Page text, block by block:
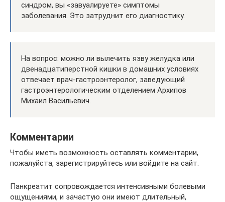
синдром, вы «завуалируете» симптомы
заболевания. Это затруднит его диагностику.
На вопрос: можно ли вылечить язву желудка или
двенадцатиперстной кишки в домашних условиях
отвечает врач-гастроэнтеролог, заведующий
гастроэнтерологическим отделением Архипов
Михаил Васильевич.
Комментарии
Чтобы иметь возможность оставлять комментарии,
пожалуйста, зарегистрируйтесь или войдите на сайт.
Панкреатит сопровождается интенсивными болевыми
ощущениями, и зачастую они имеют длительный,